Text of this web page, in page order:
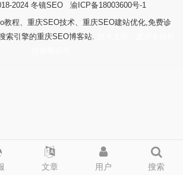
文章 用户 搜索
2024 冬镜SEO
渝ICP备18003600号-1
教程、重庆SEO技术、重庆SEO建站优化,免费诊
索引擎的重庆SEO博客站.